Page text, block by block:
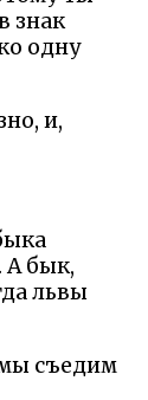
знак
одну
и,
А бык,
львы
съедим